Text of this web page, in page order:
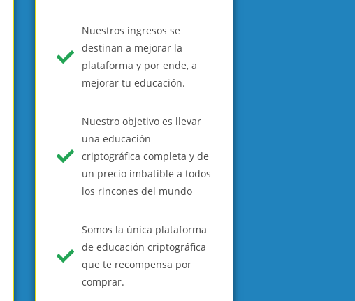
Nuestros ingresos se
destinan a mejorar la
plataforma y por ende, a
mejorar tu educación.
Nuestro objetivo es llevar
una educación
criptográfica completa y de
un precio imbatible a todos
los rincones del mundo
Somos la única plataforma
de educación criptográfica
que te recompensa por
comprar.